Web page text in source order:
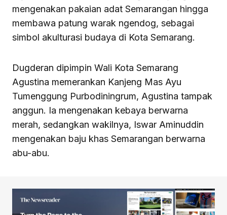
mengenakan pakaian adat Semarangan hingga
membawa patung warak ngendog, sebagai
simbol akulturasi budaya di Kota Semarang.
Dugderan dipimpin Wali Kota Semarang
Agustina memerankan Kanjeng Mas Ayu
Tumenggung Purbodiningrum, Agustina tampak
anggun. Ia mengenakan kebaya berwarna
merah, sedangkan wakilnya, Iswar Aminuddin
mengenakan baju khas Semarangan berwarna
abu-abu.